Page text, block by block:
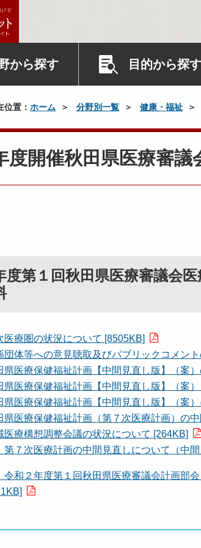
から探す 目的から探す
位置： ホーム 分野別一覧 健康・福祉
度開催秋田県医療審
度第１回秋田県医療審議会
療圏の状況について [8505KB]
体等への意見聴取及びパブリックコメン
医療保健福祉計画【中間見直し版】（案
医療保健福祉計画【中間見直し版】（案）
医療保健福祉計画【中間見直し版】（案
医療保健福祉計画（第７次医療計画）の
療構想調整会議の状況について [264KB]
７次医療計画の中間見直しについて（中
和２年度第１回秋田県医療審議会計画部